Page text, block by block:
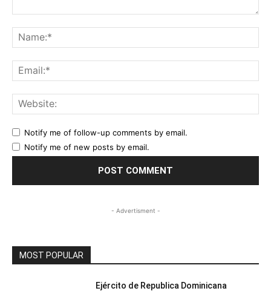
Notify me of follow-up comments by email.
Notify me of new posts by email.
- Advertisment -
MOST POPULAR
Ejército de Republica Dominicana